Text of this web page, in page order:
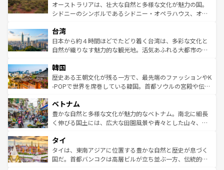
しみながら、その多様性と豊かな歴史を感じることができ
るだろう。車でのロードトリップや列車の旅も、アメリカ
情報は
おすすめ。エメラルドグリーンに輝く海をはじめ、豊かな
文化や歴史が息づいている。「アロハスピリット」と呼ば
人々、おいしいローカルフードやハワイアンミュージッ
ク、伝統的なフラダンスなど、すべてがハワイの魅力を彩
っている。訪れるたびに新しい発見と感動が待っているハ
はコンテンツ一覧
オーストラリアは、壮大な自然と多様な文化が魅力の国。
シドニーのシンボルであるシドニー・オペラハウス、オー
リアリーフや大陸中央部にそびえるウルル（エアーズロッ
ク）、タスマニアの美しい原生林やケアンズの熱帯雨林な
ど、見どころがたくさん。また、カフェやワイン、オージ
いる。アクティビティも充実しており、サーフィンやダイ
ビング、ハイキングなど、アウトドア好きにはたまらな
い。オーストラリアの多彩な魅力を存分に味わいつくそ
参照してほしい。
台湾
日本から約４時間ほどでたどり着く台湾は、多彩な文化と
自然が織りなす魅力的な観光地。活気あふれる大都市の台
ン）、静ひつな山岳地帯である台湾東部など、都市の喧騒
と山間の静けさが共存しており、訪れる人に新しい発見と
驚きをもたらしてくれる。また、奥深い台湾の食文化も魅
容にもいいと評判のスイーツなど、バラエティ豊かな料理
が味わえる。 なお、新着の台湾情報は コンテンツ一覧を参
照してほしい。
韓国
歴史ある王朝文化が残る一方で、最先端のファッションやK
-POPで世界を席巻している韓国。首都ソウルの宮殿や伝統
き、地方に足を延ばせば四季折々の自然美を楽しむことが
できる。そして、キムチや焼肉、絶品のストリートフード
まで、さまざまな韓国料理が待っている。夜には、韓国な
リティに包まれながら、韓国の多彩な魅力を心ゆくまで味
わってみてほしい。 なお、新着の韓国情報はコンテンツ一
覧を参照してほしい。
ベトナム
豊かな自然と多様な文化が魅力的なベトナム。南北に細長
く伸びる国土には、広大な田園風景や青々とした山々、世
急速な発展と共に伝統が息づく。ハノイの古い町並みやホ
ーチミン市のフランス統治時代の建物も、独特の雰囲気を
醸し出している。また、バラエティの豊かさとおいしさで
タイ
タイは、東南アジアに位置する豊かな自然と歴史が息づく
国だ。首都バンコクは高層ビルが立ち並ぶ一方、伝統的な